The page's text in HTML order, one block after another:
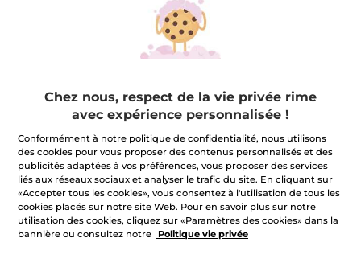
Kit Routine Baies
d'hiver
Multi
(5)
Vernis à Ongles Doré -
Edition Limitée
Flaconnette 5 ml
Chez nous, respect de la vie privée rime
avec expérience personnalisée !
Conformément à notre politique de confidentialité, nous utilisons
des cookies pour vous proposer des contenus personnalisés et des
publicités adaptées à vos préférences, vous proposer des services
liés aux réseaux sociaux et analyser le trafic du site. En cliquant sur
«Accepter tous les cookies», vous consentez à l'utilisation de tous les
cookies placés sur notre site Web. Pour en savoir plus sur notre
utilisation des cookies, cliquez sur «Paramètres des cookies» dans la
bannière ou consultez notre
Politique vie privée